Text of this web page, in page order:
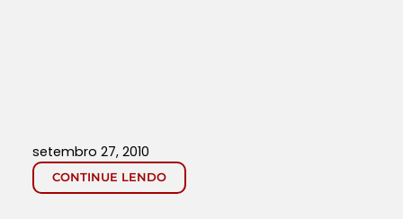
CONTINUE LENDO
setembro 27, 2010